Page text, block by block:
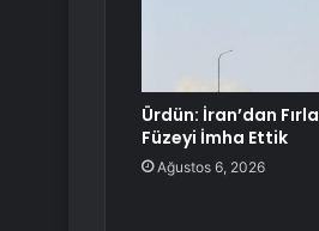
Ürdün: İran’dan
Füzeyi İmha Ettik
Ağustos 6, 2026